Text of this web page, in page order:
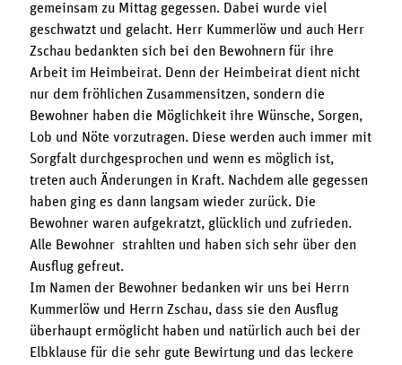
gemeinsam zu Mittag gegessen. Dabei wurde viel
geschwatzt und gelacht. Herr Kummerlöw und auch Herr
Zschau bedankten sich bei den Bewohnern für ihre
Arbeit im Heimbeirat. Denn der Heimbeirat dient nicht
nur dem fröhlichen Zusammensitzen, sondern die
Bewohner haben die Möglichkeit ihre Wünsche, Sorgen,
Lob und Nöte vorzutragen. Diese werden auch immer mit
Sorgfalt durchgesprochen und wenn es möglich ist,
treten auch Änderungen in Kraft. Nachdem alle gegessen
haben ging es dann langsam wieder zurück. Die
Bewohner waren aufgekratzt, glücklich und zufrieden.
Alle Bewohner strahlten und haben sich sehr über den
Ausflug gefreut.
Im Namen der Bewohner bedanken wir uns bei Herrn
Kummerlöw und Herrn Zschau, dass sie den Ausflug
überhaupt ermöglicht haben und natürlich auch bei der
Elbklause für die sehr gute Bewirtung und das leckere